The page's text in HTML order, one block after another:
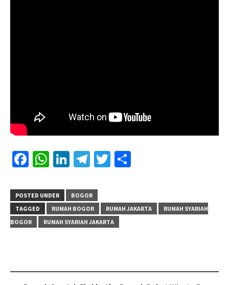
Facebook
WhatsApp
LinkedIn
Telegram
Twitter
POSTED UNDER
BOGOR
TAGGED
RUMAH BOGOR RUMAH JAKARTA
RUMAH SYARIAH
BOGOR
RUMAH SYARIAH JAKARTA